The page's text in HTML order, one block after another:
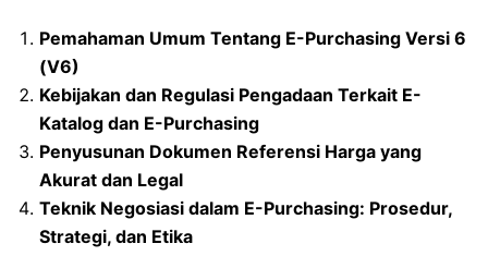
Pemahaman Umum Tentang E-Purchasing Versi 6
(V6)
Kebijakan dan Regulasi Pengadaan Terkait E-
Katalog dan E-Purchasing
Penyusunan Dokumen Referensi Harga yang
Akurat dan Legal
Teknik Negosiasi dalam E-Purchasing: Prosedur,
Strategi, dan Etika